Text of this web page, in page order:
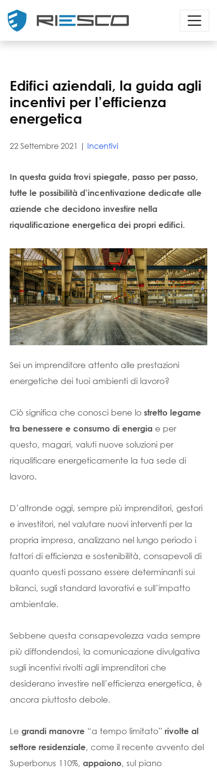
Edifici aziendali, la guida agli
incentivi per l’efficienza
energetica
22 Settembre 2021 | Incentivi
In questa guida trovi spiegate, passo per passo,
tutte le possibilità d’incentivazione dedicate alle
aziende che decidono investire nella
riqualificazione energetica dei propri edifici.
Sei un imprenditore attento alle prestazioni
energetiche dei tuoi ambienti di lavoro?
Ciò significa che conosci bene lo stretto legame
tra benessere e consumo di energia e per
questo, magari, valuti nuove soluzioni per
riqualificare energeticamente la tua sede di
lavoro.
D’altronde oggi, sempre più imprenditori, gestori
e investitori, nel valutare nuovi interventi per la
propria impresa, analizzano nel lungo periodo i
fattori di efficienza e sostenibilità, consapevoli di
quanto questi possano essere determinanti sui
bilanci, sugli standard lavorativi e sull’impatto
ambientale.
Sebbene questa consapevolezza vada sempre
più diffondendosi, la comunicazione divulgativa
sugli incentivi rivolti agli imprenditori che
desiderano investire nell’efficienza energetica, è
ancora piuttosto debole.
Le grandi manovre “a tempo limitato” rivolte al
settore residenziale, come il recente avvento del
Superbonus 110%, appaiono, sul piano